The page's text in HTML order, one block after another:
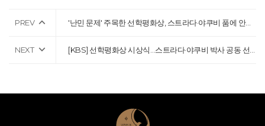
PREV '난민 문제' 주목한 선학평화상, 스트라다·야쿠비 품에 안기다
NEXT